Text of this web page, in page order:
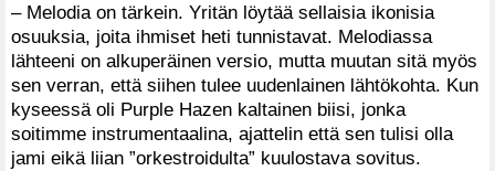
– Melodia on tärkein. Yritän löytää sellaisia ikonisia
osuuksia, joita ihmiset heti tunnistavat. Melodiassa
lähteeni on alkuperäinen versio, mutta muutan sitä myös
sen verran, että siihen tulee uudenlainen lähtökohta. Kun
kyseessä oli Purple Hazen kaltainen biisi, jonka
soitimme instrumentaalina, ajattelin että sen tulisi olla
jami eikä liian ”orkestroidulta” kuulostava sovitus.